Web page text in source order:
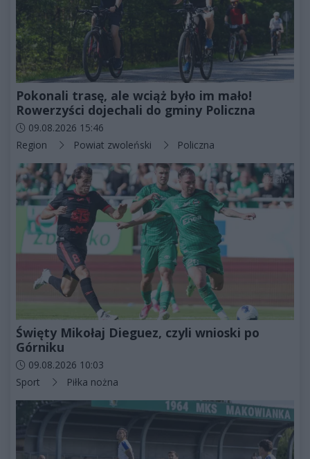
Pokonali trasę, ale wciąż było im mało!
Rowerzyści dojechali do gminy Policzna
Data dodania artykułu:
09.08.2026 15:46
Kategorie artykułu:
Region Powiat zwoleński Policzna
Święty Mikołaj Dieguez, czyli wnioski po
Górniku
Data dodania artykułu:
09.08.2026 10:03
Kategorie artykułu:
Sport Piłka nożna